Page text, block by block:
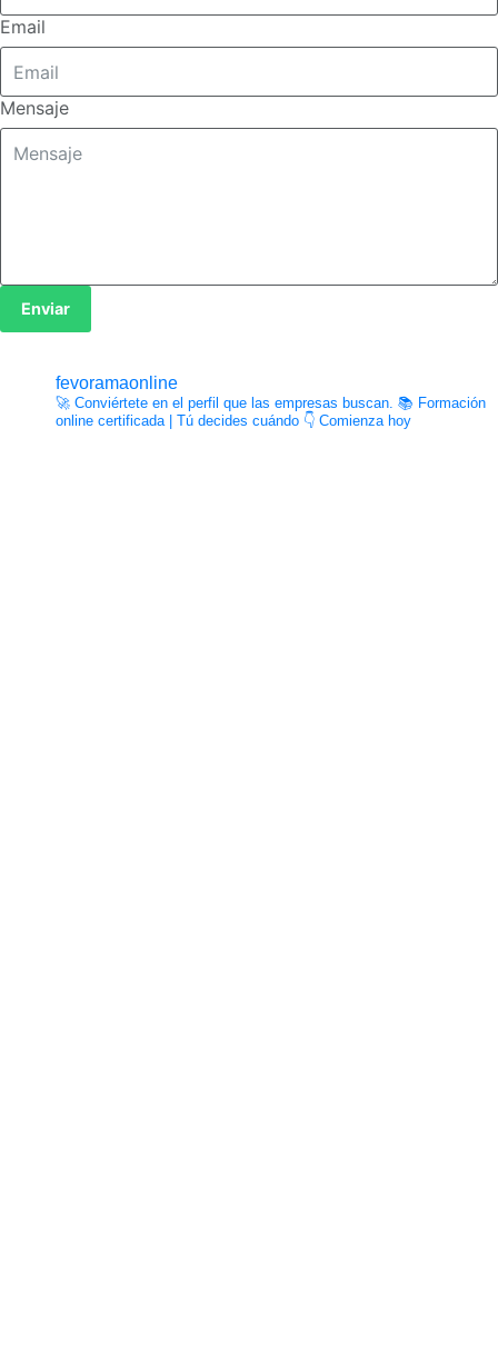
Email
Mensaje
Enviar
fevoramaonline
🚀 Conviértete en el perfil que las empresas buscan. 📚 Formación
online certificada | Tú decides cuándo 👇 Comienza hoy